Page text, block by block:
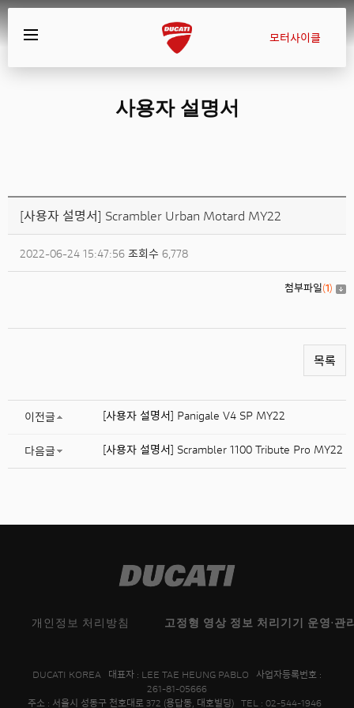
모터사이클
사용자 설명서
[사용자 설명서] Scrambler Urban Motard MY22
2022-06-24 15:47:56 조회수 6,778
첨부파일(1)
목록
이전글 [사용자 설명서] Panigale V4 SP MY22
다음글 [사용자 설명서] Scrambler 1100 Tribute Pro MY22
개인정보 처리방침 고정형 영상 정보 처리기기 운영·관
DUCATI KOREA 대표자 : LEE TAE HEUNG PABLO 사업자등록번호 :
261-81-05666
주소 : 서울시 성동구 천호대로 372 (용답동, 대호빌딩) TEL : 02-544-1946